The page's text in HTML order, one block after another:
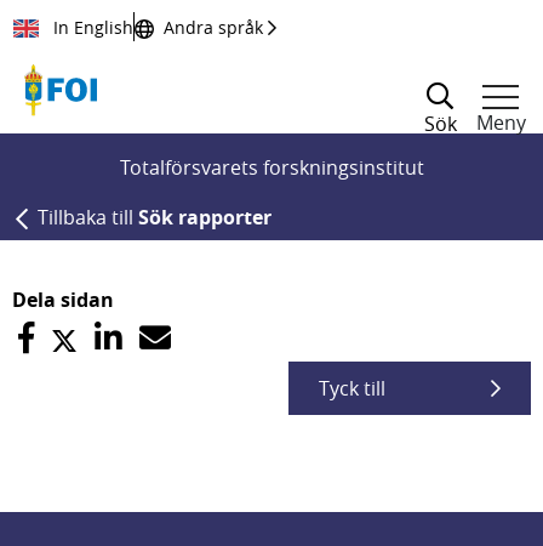
Till innehållet
In English Andra språk
Sök
Meny
Totalförsvarets forskningsinstitut
Tillbaka till Sök rapporter
Dela sidan
Tyck till